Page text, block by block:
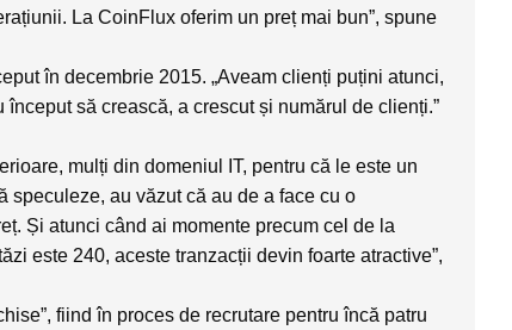
La CoinFlux oferim un preț mai bun”, spune
în decembrie 2015. „Aveam clienți puțini atunci,
să crească, a crescut și numărul de clienți.”
mulți din domeniul IT, pentru că le este un
speculeze, au văzut că au de a face cu o
Și atunci când ai momente precum cel de la
este 240, aceste tranzacții devin foarte atractive”,
fiind în proces de recrutare pentru încă patru